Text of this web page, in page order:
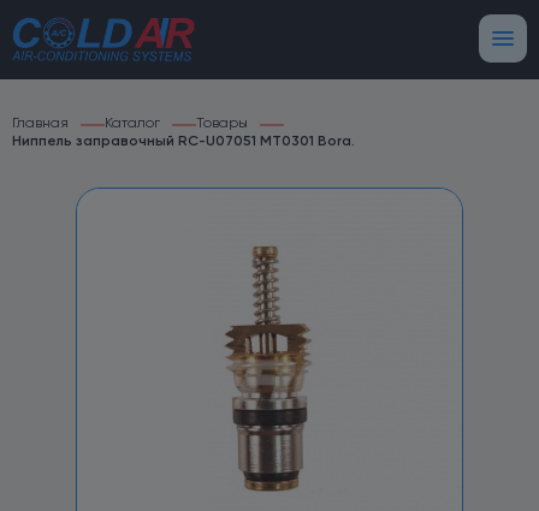
Главная Каталог
Товары
Ниппель заправочный RC-U07051 MT0301 Bora.